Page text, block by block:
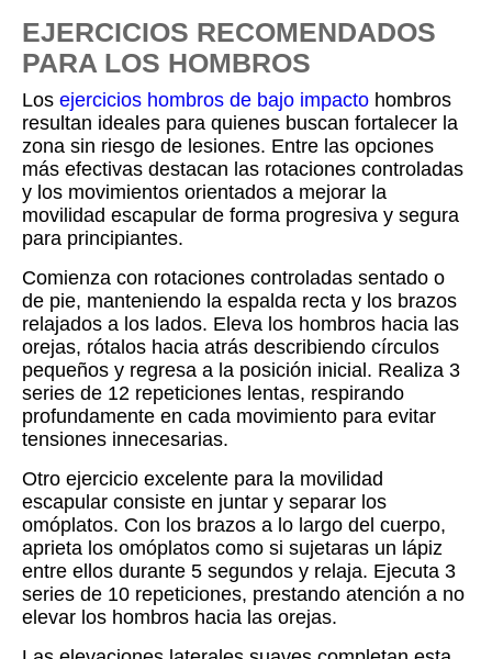
EJERCICIOS RECOMENDADOS
PARA LOS HOMBROS
Los ejercicios hombros de bajo impacto hombros
resultan ideales para quienes buscan fortalecer la
zona sin riesgo de lesiones. Entre las opciones
más efectivas destacan las rotaciones controladas
y los movimientos orientados a mejorar la
movilidad escapular de forma progresiva y segura
para principiantes.
Comienza con rotaciones controladas sentado o
de pie, manteniendo la espalda recta y los brazos
relajados a los lados. Eleva los hombros hacia las
orejas, rótalos hacia atrás describiendo círculos
pequeños y regresa a la posición inicial. Realiza 3
series de 12 repeticiones lentas, respirando
profundamente en cada movimiento para evitar
tensiones innecesarias.
Otro ejercicio excelente para la movilidad
escapular consiste en juntar y separar los
omóplatos. Con los brazos a lo largo del cuerpo,
aprieta los omóplatos como si sujetaras un lápiz
entre ellos durante 5 segundos y relaja. Ejecuta 3
series de 10 repeticiones, prestando atención a no
elevar los hombros hacia las orejas.